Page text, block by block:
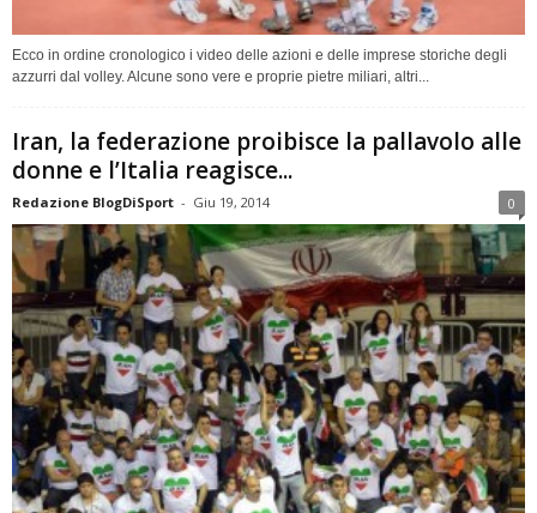
Ecco in ordine cronologico i video delle azioni e delle imprese storiche degli
azzurri dal volley. Alcune sono vere e proprie pietre miliari, altri...
Iran, la federazione proibisce la pallavolo alle
donne e l’Italia reagisce...
Redazione BlogDiSport - Giu 19, 2014 0